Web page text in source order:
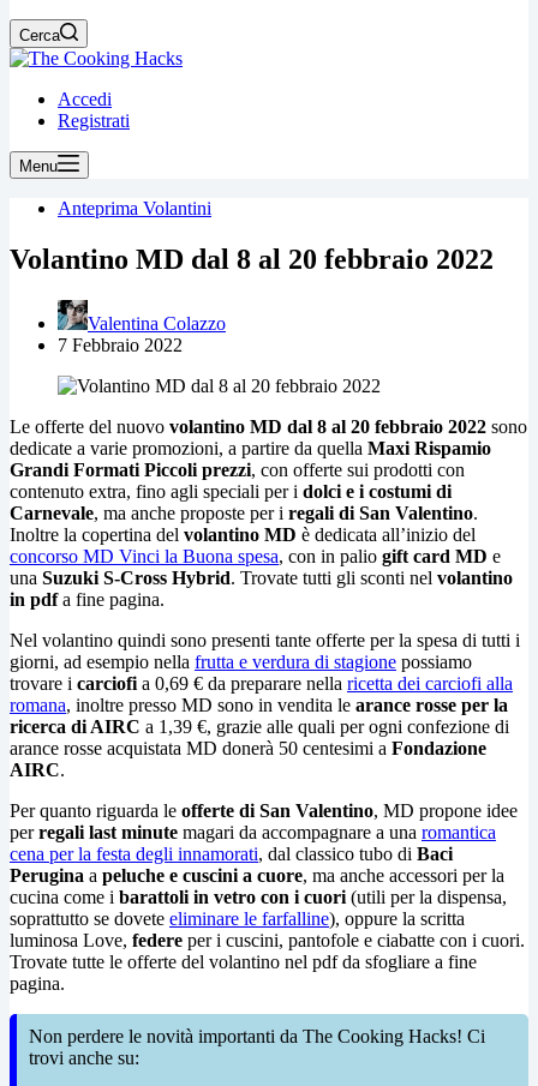
Cerca
Accedi
Registrati
Menu
Anteprima Volantini
Volantino MD dal 8 al 20 febbraio 2022
Valentina Colazzo
7 Febbraio 2022
Le offerte del nuovo volantino MD dal 8 al 20 febbraio 2022 sono
dedicate a varie promozioni, a partire da quella Maxi Rispamio
Grandi Formati Piccoli prezzi, con offerte sui prodotti con
contenuto extra, fino agli speciali per i dolci e i costumi di
Carnevale, ma anche proposte per i regali di San Valentino.
Inoltre la copertina del volantino MD è dedicata all’inizio del
concorso MD Vinci la Buona spesa, con in palio gift card MD e
una Suzuki S-Cross Hybrid. Trovate tutti gli sconti nel volantino
in pdfa fine pagina.
Nel volantino quindi sono presenti tante offerte per la spesa di tutti i
giorni, ad esempio nella frutta e verdura di stagione possiamo
trovare i carciofi a 0,69 € da preparare nella ricetta dei carciofi alla
romana, inoltre presso MD sono in vendita le arance rosse per la
ricerca di AIRC a 1,39 €, grazie alle quali per ogni confezione di
arance rosse acquistata MD donerà 50 centesimi a Fondazione
AIRC.
Per quanto riguarda le offerte di San Valentino, MD propone idee
perregali last minute magari da accompagnare a una romantica
cena per la festa degli innamorati, dal classico tubo di Baci
Perugina a peluche e cuscini a cuore, ma anche accessori per la
cucina come i barattoli in vetro con i cuori (utili per la dispensa,
soprattutto se dovete eliminare le farfalline), oppure la scritta
luminosa Love, federe per i cuscini, pantofole e ciabatte con i cuori.
Trovate tutte le offerte del volantino nel pdf da sfogliare a fine
pagina.
Non perdere le novità importanti da The Cooking Hacks! Ci
trovi anche su: